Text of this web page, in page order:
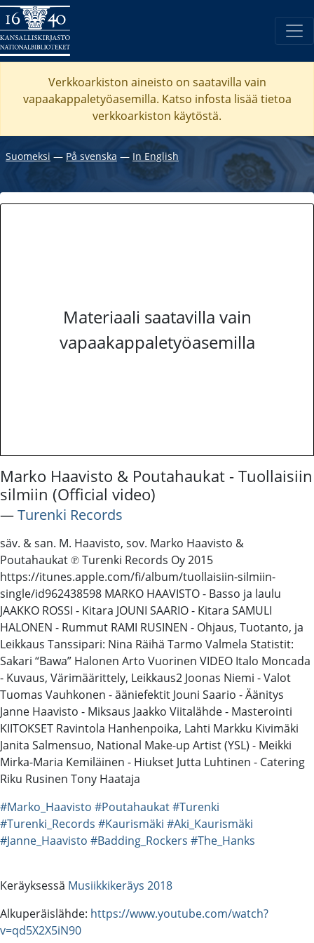
Verkkoarkiston aineisto on saatavilla vain
vapaakappaletyöasemilla. Katso infosta lisää tietoa
verkkoarkiston käytöstä.
Suomeksi ― På svenska ― In English
Materiaali saatavilla vain
vapaakappaletyöasemilla
Marko Haavisto & Poutahaukat - Tuollaisiin
silmiin (Official video)
―Turenki Records
säv. & san. M. Haavisto, sov. Marko Haavisto &
Poutahaukat ℗ Turenki Records Oy 2015
https://itunes.apple.com/fi/album/tuollaisiin-silmiin-
single/id962438598 MARKO HAAVISTO - Basso ja laulu
JAAKKO ROSSI - Kitara JOUNI SAARIO - Kitara SAMULI
HALONEN - Rummut RAMI RUSINEN - Ohjaus, Tuotanto, ja
Leikkaus Tanssipari: Nina Räihä Tarmo Valmela Statistit:
Sakari “Bawa” Halonen Arto Vuorinen VIDEO Italo Moncada
- Kuvaus, Värimäärittely, Leikkaus2 Joonas Niemi - Valot
Tuomas Vauhkonen - ääniefektit Jouni Saario - Äänitys
Janne Haavisto - Miksaus Jaakko Viitalähde - Masterointi
KIITOKSET Ravintola Hanhenpoika, Lahti Markku Kivimäki
Janita Salmensuo, National Make-up Artist (YSL) - Meikki
Mirka-Maria Kemiläinen - Hiukset Jutta Luhtinen - Catering
Riku Rusinen Tony Haataja
#Marko_Haavisto #Poutahaukat#Turenki
#Turenki_Records #Kaurismäki #Aki_Kaurismäki
#Janne_Haavisto #Badding_Rockers #The_Hanks
Keräyksessä Musiikkikeräys 2018
Alkuperäislähde: https://www.youtube.com/watch?
v=qd5X2X5iN90